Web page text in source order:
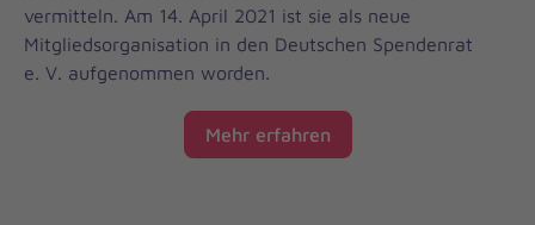
vermitteln. Am 14. April 2021 ist sie als neue
Mitgliedsorganisation in den Deutschen Spendenrat
e. V. aufgenommen worden.
Mehr erfahren